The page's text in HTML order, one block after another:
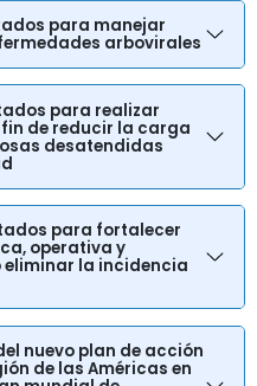
para manejar
arbovirales
para realizar
de reducir la carga
desatendidas
para fortalecer
operativa y
la incidencia
nuevo plan de acción
de las Américas en